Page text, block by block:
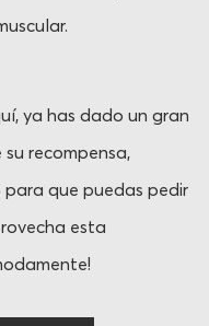
ya has dado un gran
recompensa,
para que puedas pedir
esta